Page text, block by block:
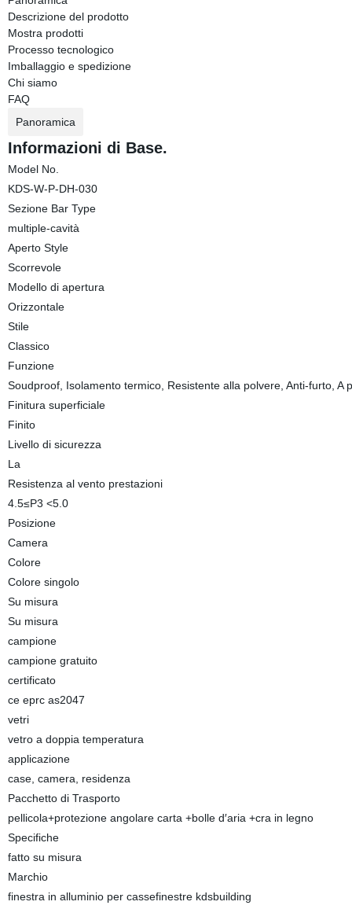
Descrizione del prodotto
Mostra prodotti
Processo tecnologico
Imballaggio e spedizione
Chi siamo
FAQ
Panoramica
Informazioni di Base.
Model No.
KDS-W-P-DH-030
Sezione Bar Type
multiple-cavità
Aperto Style
Scorrevole
Modello di apertura
Orizzontale
Stile
Classico
Funzione
Soudproof, Isolamento termico, Resistente alla polvere, Anti-furto, A
Finitura superficiale
Finito
Livello di sicurezza
La
Resistenza al vento prestazioni
4.5≤P3 <5.0
Posizione
Camera
Colore
Colore singolo
Su misura
Su misura
campione
campione gratuito
certificato
ce eprc as2047
vetri
vetro a doppia temperatura
applicazione
case, camera, residenza
Pacchetto di Trasporto
pellicola+protezione angolare carta +bolle d′aria +cra in legno
Specifiche
fatto su misura
Marchio
finestra in alluminio per cassefinestre kdsbuilding